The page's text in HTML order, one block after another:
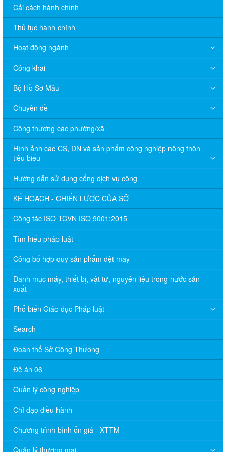
Cải cách hành chính
Thủ tục hành chính
Hoạt động ngành
Công khai
Bộ Hồ Sơ Mẫu
Chuyên đề
Công thương các phường/xã
Hình ảnh các CS, DN và sản phẩm công nghiệp nông thôn
tiêu biểu
Hướng dẫn sử dụng cổng dịch vụ công
KẾ HOẠCH - CHIẾN LƯỢC CỦA SỞ
Công tác ISO TCVN ISO 9001:2015
Tìm hiểu pháp luật
Công bố hợp quy sản phẩm dệt may
Danh mục máy, thiết bị, vật tư, nguyên liệu trong nước sản
xuất
Phổ biến Giáo dục Pháp luật
Search
Đoàn thể Sở Công Thương
Đề án 06
Quản lý công nghiệp
Chỉ đạo điều hành
Chương trình bình ổn giá - XTTM